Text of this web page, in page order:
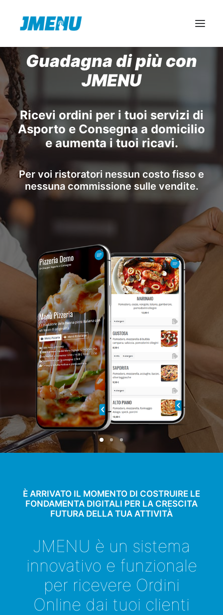
Guadagna di più con
JMENU
Ricevi ordini per i tuoi servizi di
Asporto e Consegna a domicilio
e aumenta i tuoi ricavi.
Per voi ristoratori nessun costo fisso e
nessuna commissione sulle vendite.
È ARRIVATO IL MOMENTO DI COSTRUIRE LE
FONDAMENTA DIGITALI PER LA CRESCITA
FUTURA DELLA TUA ATTIVITÀ
JMENU è un sistema
innovativo e funzionale
per ricevere Ordini
Online dai tuoi clienti